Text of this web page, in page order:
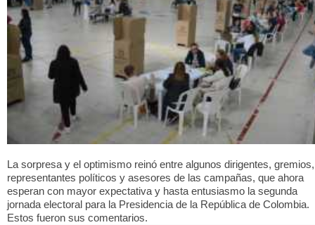
La sorpresa y el optimismo reinó entre algunos dirigentes, gremios,
representantes políticos y asesores de las campañas, que ahora
esperan con mayor expectativa y hasta entusiasmo la segunda
jornada electoral para la Presidencia de la República de Colombia.
Estos fueron sus comentarios.